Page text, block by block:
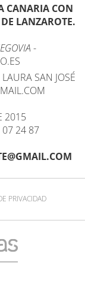
CANARIA CON
LANZAROTE.
-
LAURA SAN JOSÉ
2015
07 24 87
PRIVACIDAD